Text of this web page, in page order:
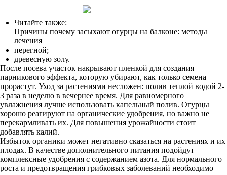
Читайте также:
Причины почему засыхают огурцы на балконе: методы
лечения
перегной;
древесную золу.
После посева участок накрывают пленкой для создания
парникового эффекта, которую убирают, как только семена
прорастут. Уход за растениями несложен: полив теплой водой 2-
3 раза в неделю в вечернее время. Для равномерного
увлажнения лучше использовать капельный полив. Огурцы
хорошо реагируют на органические удобрения, но важно не
перекармливать их. Для повышения урожайности стоит
добавлять калий.
Избыток органики может негативно сказаться на растениях и их
плодах. В качестве дополнительного питания подойдут
комплексные удобрения с содержанием азота. Для нормального
роста и предотвращения грибковых заболеваний необходимо